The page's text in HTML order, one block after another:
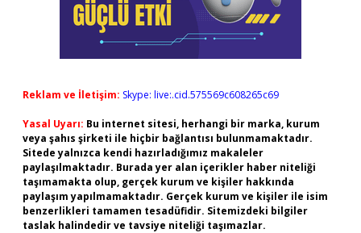
Reklam ve İletişim: Skype: live:.cid.575569c608265c69
Yasal Uyarı: Bu internet sitesi, herhangi bir marka, kurum
veya şahıs şirketi ile hiçbir bağlantısı bulunmamaktadır.
Sitede yalnızca kendi hazırladığımız makaleler
paylaşılmaktadır. Burada yer alan içerikler haber niteliği
taşımamakta olup, gerçek kurum ve kişiler hakkında
paylaşım yapılmamaktadır. Gerçek kurum ve kişiler ile isim
benzerlikleri tamamen tesadüfidir. Sitemizdeki bilgiler
taslak halindedir ve tavsiye niteliği taşımazlar.